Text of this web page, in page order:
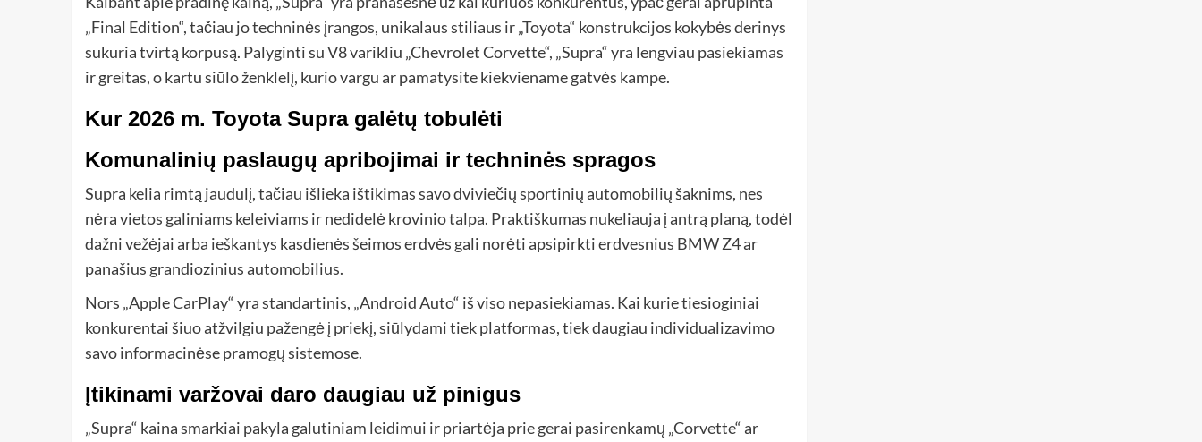
„Final Edition“, tačiau jo techninės įrangos, unikalaus stiliaus ir „Toyota“ konstrukcijos kokybės derinys
sukuria tvirtą korpusą. Palyginti su V8 ​​varikliu „Chevrolet Corvette“, „Supra“ yra lengviau pasiekiamas
ir greitas, o kartu siūlo ženklelį, kurio vargu ar pamatysite kiekviename gatvės kampe.
Kur 2026 m. Toyota Supra galėtų tobulėti
Komunalinių paslaugų apribojimai ir techninės spragos
Supra kelia rimtą jaudulį, tačiau išlieka ištikimas savo dviviečių sportinių automobilių šaknims, nes
nėra vietos galiniams keleiviams ir nedidelė krovinio talpa. Praktiškumas nukeliauja į antrą planą, todėl
dažni vežėjai arba ieškantys kasdienės šeimos erdvės gali norėti apsipirkti erdvesnius BMW Z4 ar
panašius grandiozinius automobilius.
Nors „Apple CarPlay“ yra standartinis, „Android Auto“ iš viso nepasiekiamas. Kai kurie tiesioginiai
konkurentai šiuo atžvilgiu pažengė į priekį, siūlydami tiek platformas, tiek daugiau individualizavimo
savo informacinėse pramogų sistemose.
Įtikinami varžovai daro daugiau už pinigus
„Supra“ kaina smarkiai pakyla galutiniam leidimui ir priartėja prie gerai pasirenkamų „Corvette“ ar